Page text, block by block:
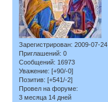
Зарегистрирован: 2009-07-24
Приглашений: 0
Сообщений: 16973
Уважение: [+90/-0]
Позитив: [+541/-2]
Провел на форуме:
3 месяца 14 дней